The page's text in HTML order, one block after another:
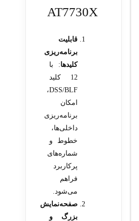
AT7730X
قابلیت
برنامه‌ریزی
کلیدها: با
12 کلید
DSS/BLF،
امکان
برنامه‌ریزی
داخلی‌ها،
خطوط و
شماره‌های
پرکاربرد
فراهم
می‌شود.
صفحه‌نمایش
بزرگ و